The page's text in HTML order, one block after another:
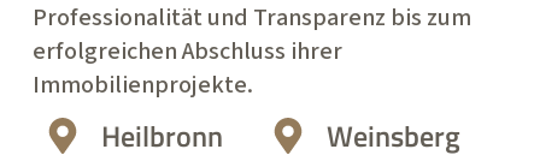
Professionalität und Transparenz bis zum
erfolgreichen Abschluss ihrer
Immobilienprojekte.
Heilbronn
Weinsberg